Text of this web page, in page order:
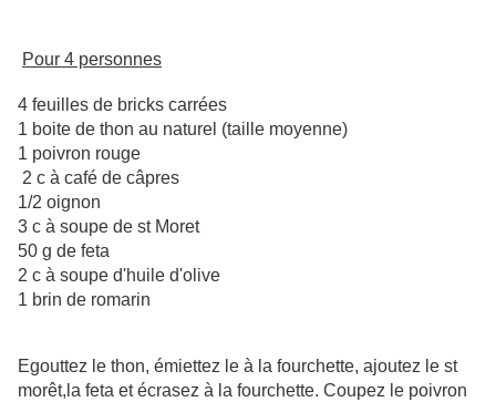
Pour 4 personnes
4 feuilles de bricks carrées
1 boite de thon au naturel (taille moyenne)
1 poivron rouge
2 c à café de câpres
1/2 oignon
3 c à soupe de st Moret
50 g de feta
2 c à soupe d'huile d'olive
1 brin de romarin
Egouttez le thon, émiettez le à la fourchette, ajoutez le st
morêt,la feta et écrasez à la fourchette. Coupez le poivron